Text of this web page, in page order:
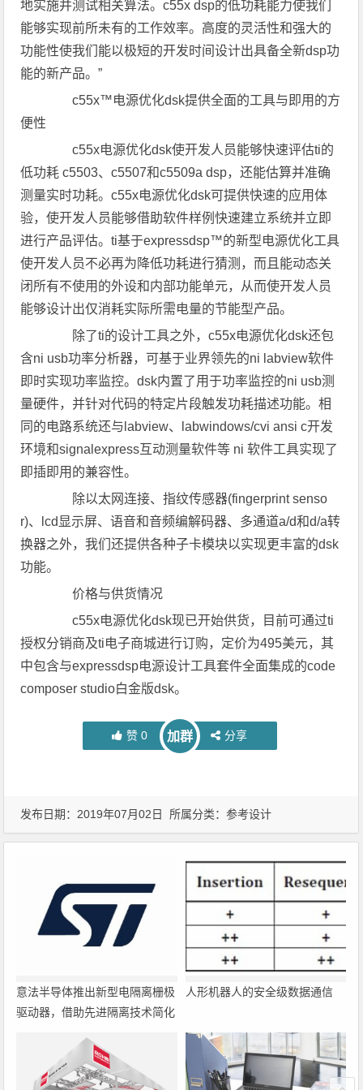
地实施并测试相关算法。c55x dsp的低功耗能力使我们
能够实现前所未有的工作效率。高度的灵活性和强大的
功能性使我们能以极短的开发时间设计出具备全新dsp功
能的新产品。”
c55x™电源优化dsk提供全面的工具与即用的方
便性
c55x电源优化dsk使开发人员能够快速评估ti的
低功耗 c5503、c5507和c5509a dsp，还能估算并准确
测量实时功耗。c55x电源优化dsk可提供快速的应用体
验，使开发人员能够借助软件样例快速建立系统并立即
进行产品评估。ti基于expressdsp™的新型电源优化工具
使开发人员不必再为降低功耗进行猜测，而且能动态关
闭所有不使用的外设和内部功能单元，从而使开发人员
能够设计出仅消耗实际所需电量的节能型产品。
除了ti的设计工具之外，c55x电源优化dsk还包
含ni usb功率分析器，可基于业界领先的ni labview软件
即时实现功率监控。dsk内置了用于功率监控的ni usb测
量硬件，并针对代码的特定片段触发功耗描述功能。相
同的电路系统还与labview、labwindows/cvi ansi c开发
环境和signalexpress互动测量软件等 ni 软件工具实现了
即插即用的兼容性。
除以太网连接、指纹传感器(fingerprint senso
r)、lcd显示屏、语音和音频编解码器、多通道a/d和d/a转
换器之外，我们还提供各种子卡模块以实现更丰富的dsk
功能。
价格与供货情况
c55x电源优化dsk现已开始供货，目前可通过ti
授权分销商及ti电子商城进行订购，定价为495美元，其
中包含与expressdsp电源设计工具套件全面集成的code
composer studio白金版dsk。
赞 0 加群 分享
发布日期：2019年07月02日 所属分类：参考设计
意法半导体推出新型电隔离栅极
驱动器，借助先进隔离技术简化
人形机器人的安全级数据通信